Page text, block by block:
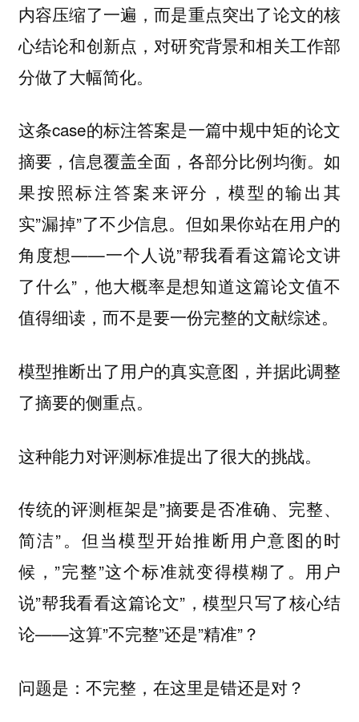
内容压缩了一遍，而是重点突出了论文的核
心结论和创新点，对研究背景和相关工作部
分做了大幅简化。
这条case的标注答案是一篇中规中矩的论文
摘要，信息覆盖全面，各部分比例均衡。如
果按照标注答案来评分，模型的输出其
实”漏掉”了不少信息。但如果你站在用户的
角度想——一个人说”帮我看看这篇论文讲
了什么”，他大概率是想知道这篇论文值不
值得细读，而不是要一份完整的文献综述。
模型推断出了用户的真实意图，并据此调整
了摘要的侧重点。
这种能力对评测标准提出了很大的挑战。
传统的评测框架是”摘要是否准确、完整、
简洁”。但当模型开始推断用户意图的时
候，”完整”这个标准就变得模糊了。用户
说”帮我看看这篇论文”，模型只写了核心结
论——这算”不完整”还是”精准”？
问题是：不完整，在这里是错还是对？